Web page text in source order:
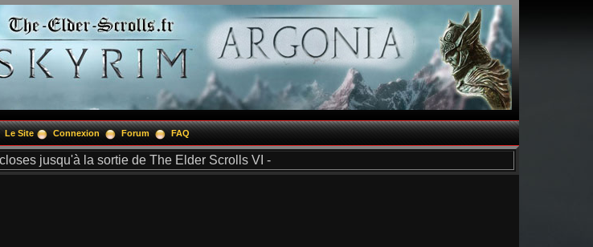
Le Site Connexion Forum FAQ
jusqu'à la sortie de The Elder Scrolls VI -